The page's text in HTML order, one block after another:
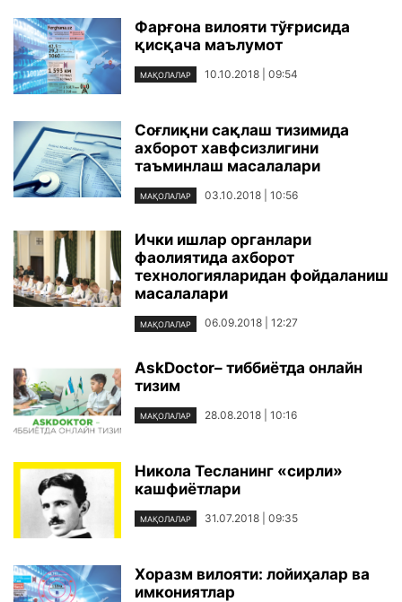
Фарғона вилояти тўғрисида
қисқача маълумот
МАҚОЛАЛАР 10.10.2018 | 09:54
Соғлиқни сақлаш тизимида
ахборот хавфсизлигини
таъминлаш масалалари
МАҚОЛАЛАР 03.10.2018 | 10:56
Ички ишлар органлари
фаолиятида ахборот
технологияларидан фойдаланиш
масалалари
МАҚОЛАЛАР 06.09.2018 | 12:27
AskDoctor– тиббиётда онлайн
тизим
МАҚОЛАЛАР 28.08.2018 | 10:16
Никола Тесланинг «сирли»
кашфиётлари
МАҚОЛАЛАР 31.07.2018 | 09:35
Хоразм вилояти: лойиҳалар ва
имкониятлар